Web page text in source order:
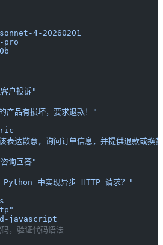
4-20260201
pro
户投诉"
产品有损坏，要求退款！"
表达歉意，询问订单信息，并提供退款或换
询回答"
Python 中实现异步 HTTP 请求？"
javascript
，验证代码语法